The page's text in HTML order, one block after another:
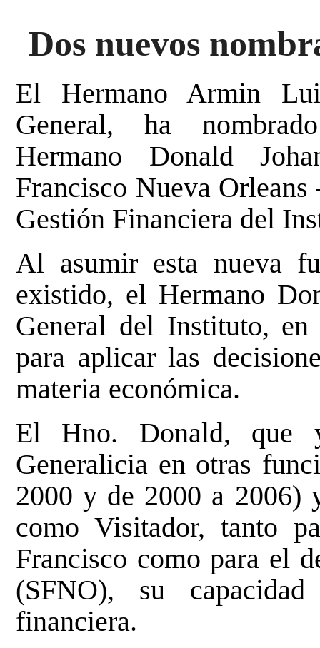
Dos nuevos
El Hermano Armin
General, ha
Hermano Donald
Francisco Nueva
Gestión Financiera del
Al asumir esta nueva
existido, el Hermano
General del Instituto,
para aplicar las
materia económica.
El Hno. Donald, que
Generalicia en otras
2000 y de 2000 a 2006)
como Visitador, tanto
Francisco como para el
(SFNO), su
financiera.